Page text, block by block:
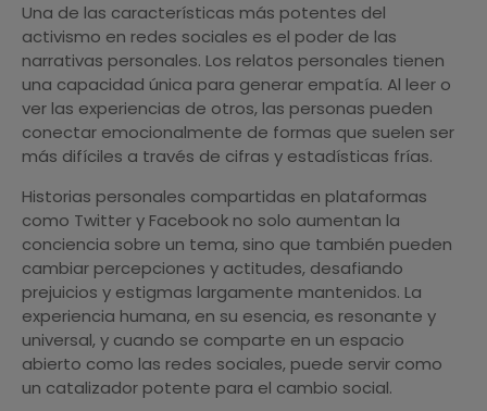
Una de las características más potentes del
activismo en redes sociales es el poder de las
narrativas personales. Los relatos personales tienen
una capacidad única para generar empatía. Al leer o
ver las experiencias de otros, las personas pueden
conectar emocionalmente de formas que suelen ser
más difíciles a través de cifras y estadísticas frías.
Historias personales compartidas en plataformas
como Twitter y Facebook no solo aumentan la
conciencia sobre un tema, sino que también pueden
cambiar percepciones y actitudes, desafiando
prejuicios y estigmas largamente mantenidos. La
experiencia humana, en su esencia, es resonante y
universal, y cuando se comparte en un espacio
abierto como las redes sociales, puede servir como
un catalizador potente para el cambio social.